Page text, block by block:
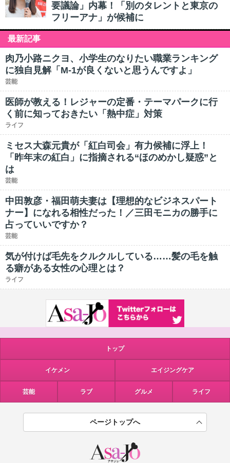
要議論」内幕！「別のタレントと東京の
フリーアナ」が候補に
最新記事
肉乃小路ニクヨ、小学生のなりたい職業ランキング
に独自見解「M-1が良くないと思うんですよ」
芸能
医師が教える！レジャーの定番・テーマパークに行
く前に知っておきたい「熱中症」対策
ライフ
ミセス大森元貴が「紅白司会」有力候補に浮上！
「昨年末の紅白」に指摘される“ほのめかし疑惑”と
は
芸能
中田敦彦・福田萌夫妻は【理想的なビジネスパート
ナー】になれる相性だった！／三田モニカの勝手に
占っていいですか？
芸能
気が付けば毛先をクルクルしている……髪の毛を触
る癖がある女性の心理とは？
ライフ
トップ
イケメン エイジングケア
芸能 ラブ グルメ ライフ
ページトップへ